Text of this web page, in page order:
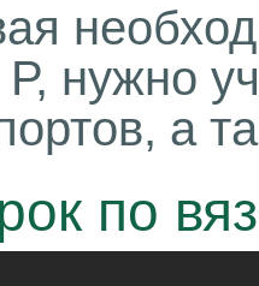
нужно
а
по